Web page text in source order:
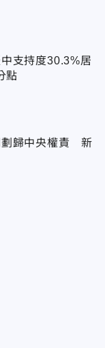
支持度30.3%居
點
劃歸中央權責 新